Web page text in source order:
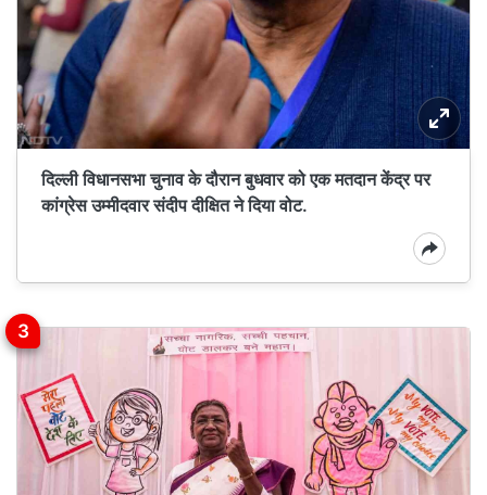
दिल्ली विधानसभा चुनाव के दौरान बुधवार को एक मतदान केंद्र पर
कांग्रेस उम्मीदवार संदीप दीक्षित ने दिया वोट.